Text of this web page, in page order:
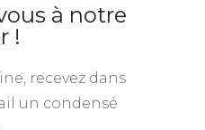
à notre
!
recevez dans
un condensé